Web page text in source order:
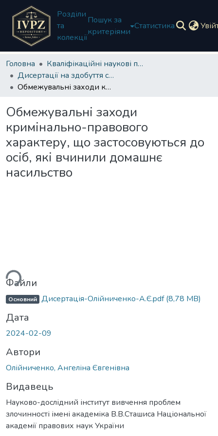
Розділи
та
колекції
Пошук за
критеріями
Статистика
Головна
Кваліфікаційні наукові праці
Дисертації на здобуття ступеня доктора філософії
Обмежувальні заходи кримінально-правового характеру, що застосовуються до осіб, які вчинили домашнє насильство
Обмежувальні заходи
кримінально-правового
характеру, що застосовуються до
осіб, які вчинили домашнє
насильство
Вантажиться...
Файли
Основний Дисертація-Олійниченко-А.Є.pdf(8,78 MB)
Дата
2024-02-09
Автори
Олійниченко, Ангеліна Євгенівна
Видавець
Науково-дослідний інститут вивчення проблем
злочинності імені академіка В.В.Сташиса Національної
академії правових наук України